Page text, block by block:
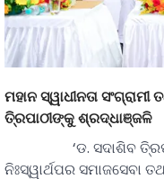
ମହାନ ସ୍ୱାଧୀନତା
ତି୍ରପାଠୀଙ୍କୁ ଶ୍ରଦ୍ଧାଞ୍ଜଳି
‘ଡ. ସଦାଶିବ
ନିଃସ୍ୱାର୍ଥପର ସମାଜସେବା